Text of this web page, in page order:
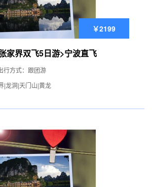
￥2199
家界双飞5日游>宁波直飞
行方式：跟团游
|龙洞|天门山|黄龙